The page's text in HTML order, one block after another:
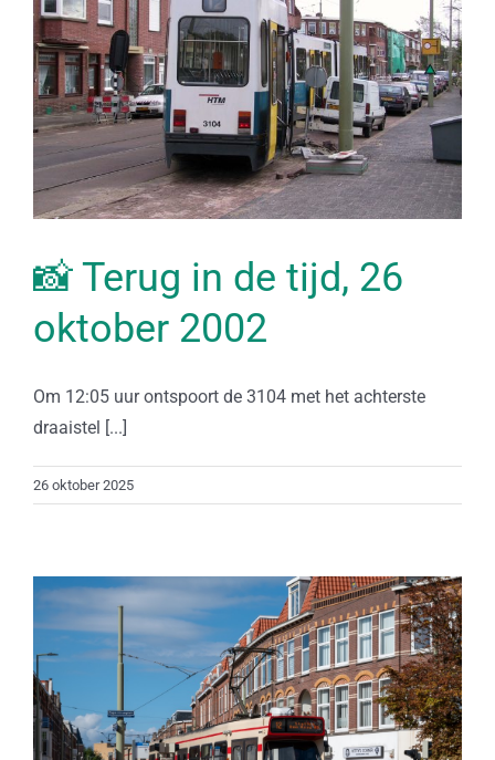
📸 Terug in de tijd, 26
oktober 2002
Om 12:05 uur ontspoort de 3104 met het achterste
draaistel [...]
26 oktober 2025